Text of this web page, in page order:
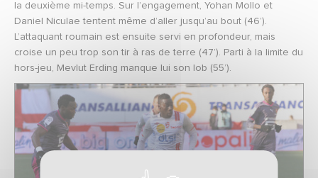
la deuxième mi-temps. Sur l’engagement, Yohan Mollo et
Daniel Niculae tentent même d’aller jusqu’au bout (46’).
L’attaquant roumain est ensuite servi en profondeur, mais
croise un peu trop son tir à ras de terre (47’). Parti à la limite du
hors-jeu, Mevlut Erding manque lui son lob (55’).